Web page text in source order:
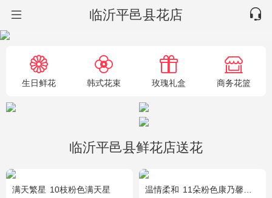
临沂平邑县花店
生日鲜花 韩式花束 玫瑰礼盒 商务花篮
临沂平邑县鲜花店送花
满天繁星 10枝粉色满天星 温情柔和 11朵粉色康乃馨，8朵粉玫瑰，搭配桔梗